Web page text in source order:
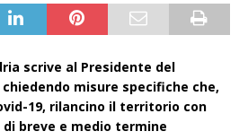
scrive al Presidente del
misure specifiche che,
19, rilancino il territorio con
breve e medio termine